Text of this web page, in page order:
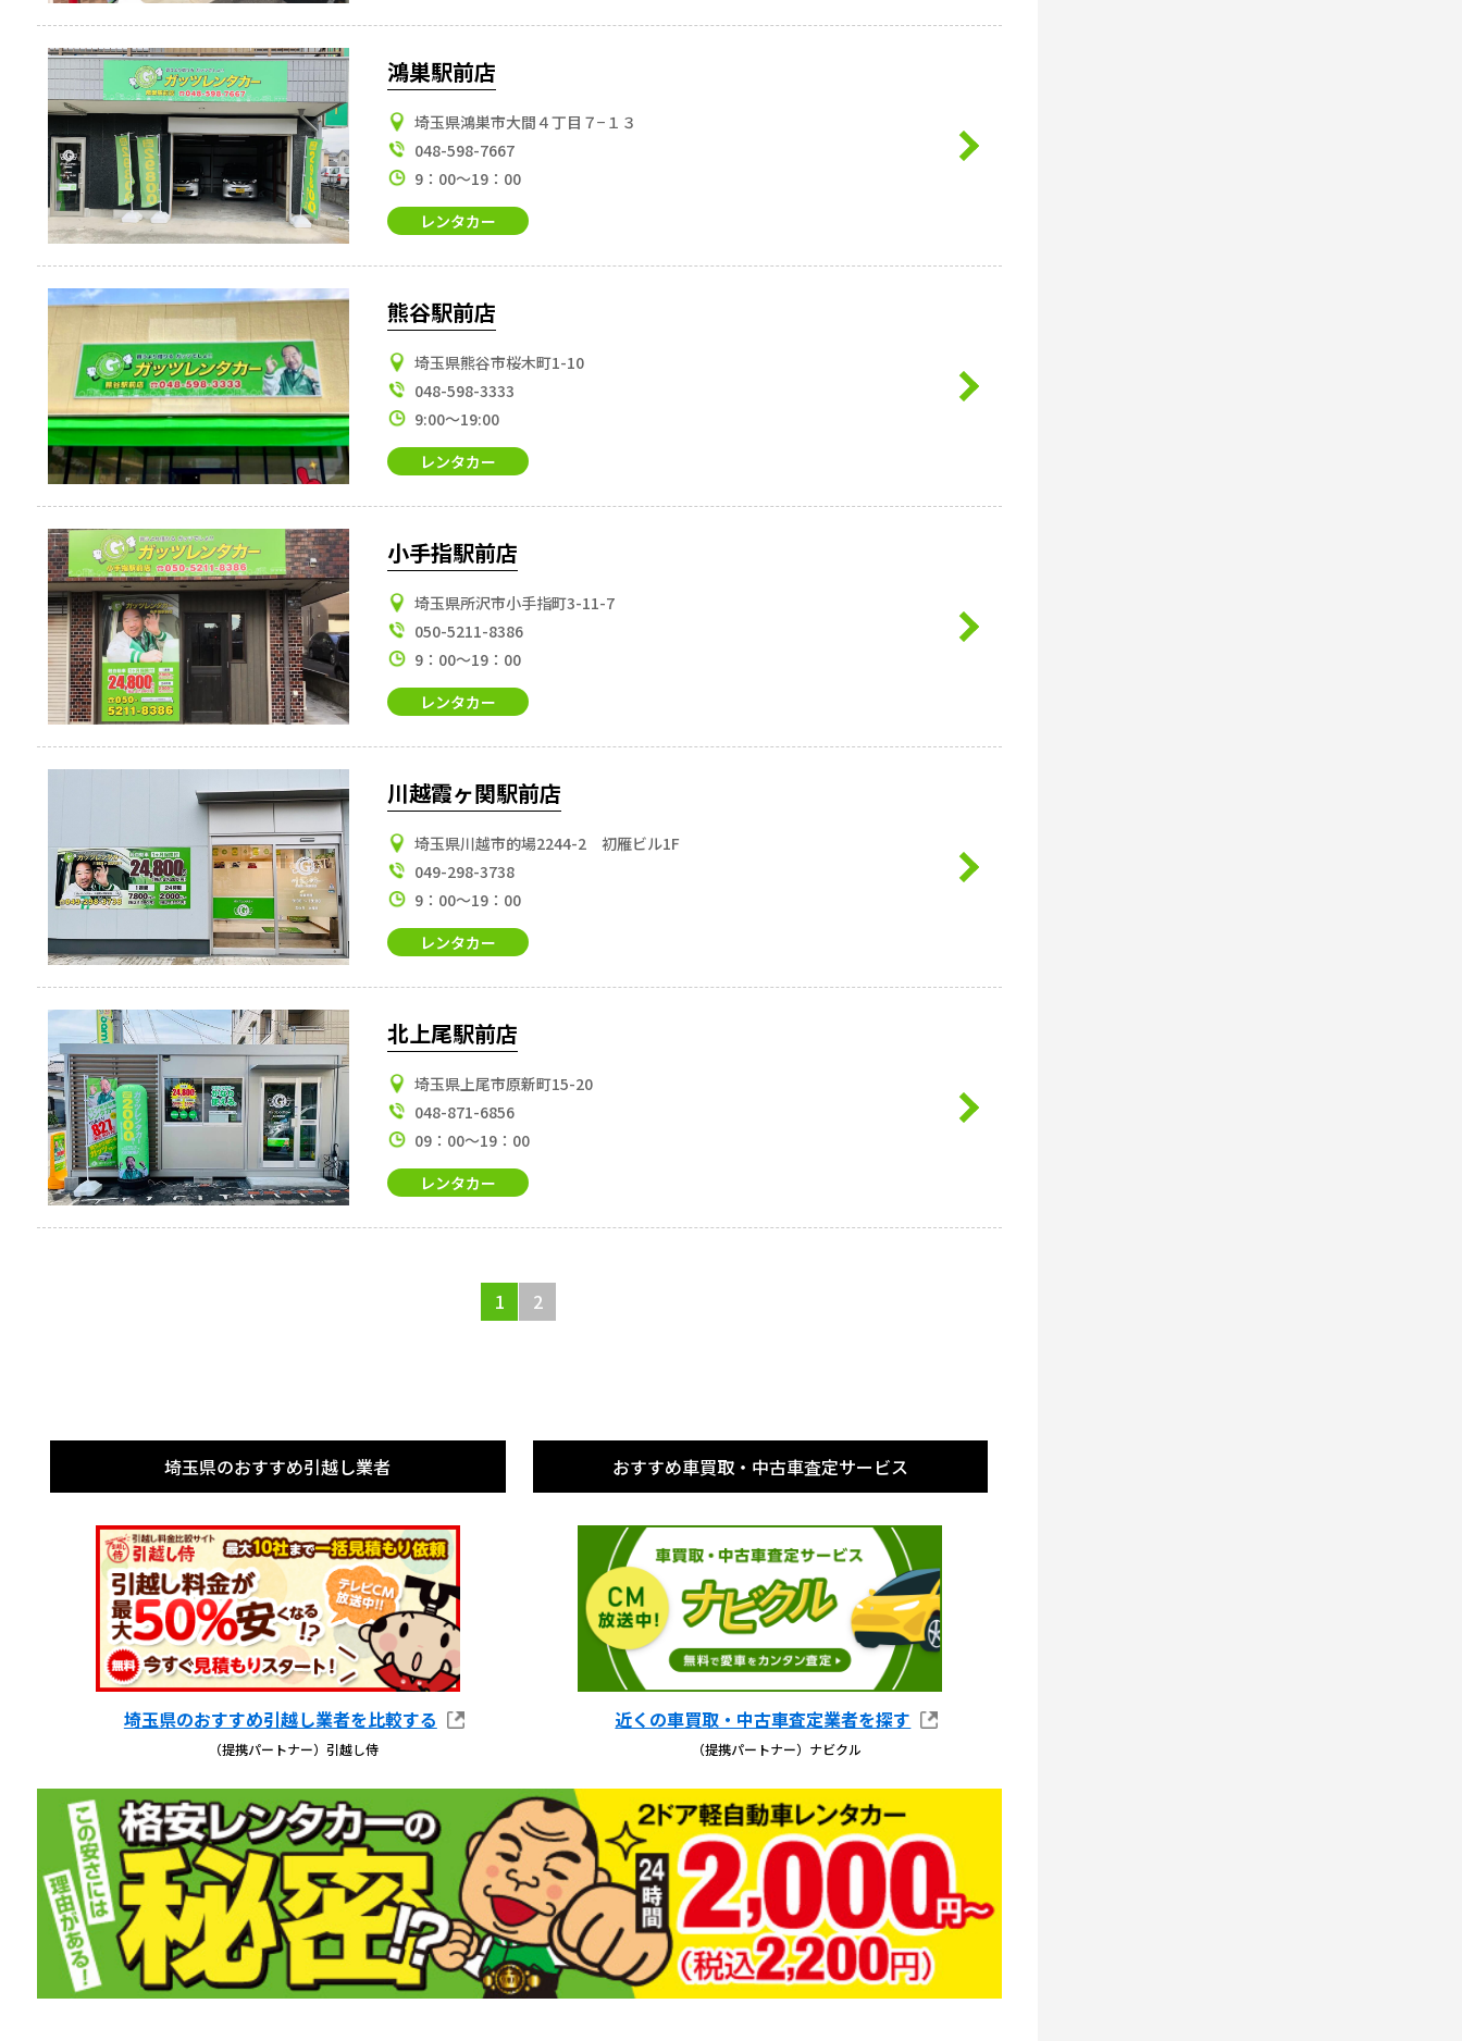
鴻巣駅前店
埼玉県鴻巣市大間４丁目７−１３
048-598-7667
9：00～19：00
レンタカー
熊谷駅前店
埼玉県熊谷市桜木町1-10
048-598-3333
9:00～19:00
レンタカー
小手指駅前店
埼玉県所沢市小手指町3-11-7
050-5211-8386
9：00～19：00
レンタカー
川越霞ヶ関駅前店
埼玉県川越市的場2244-2 初雁ビル1F
049-298-3738
9：00～19：00
レンタカー
北上尾駅前店
埼玉県上尾市原新町15-20
048-871-6856
09：00～19：00
レンタカー
1 2
埼玉県のおすすめ引越し業者
埼玉県のおすすめ引越し業者を比較する
（提携パートナー）引越し侍
おすすめ車買取・中古車査定サービス
近くの車買取・中古車査定業者を探す
（提携パートナー）ナビクル